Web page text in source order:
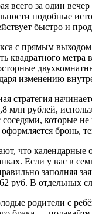
всего за один
подобные
быстро и
с прямым
квадратного
изменению
стратегия
млн рублей,
которые
бронь,
что
Еcли у вас в
заполняя
руб. В отдельных
родители с